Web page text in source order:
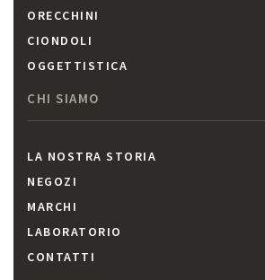
ORECCHINI
CIONDOLI
OGGETTISTICA
CHI SIAMO
LA NOSTRA STORIA
NEGOZI
MARCHI
LABORATORIO
CONTATTI